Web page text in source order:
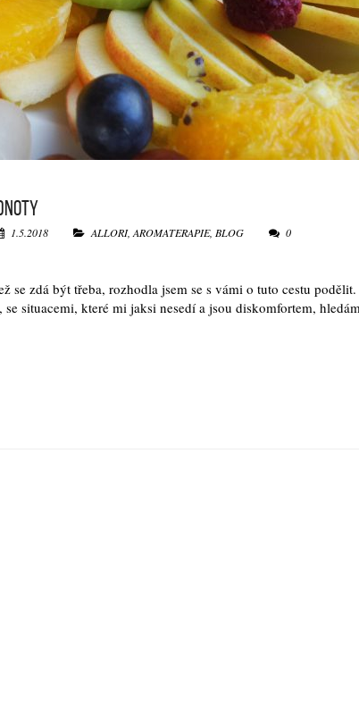
1.5.2018 ALLORI, AROMATERAPIE, BLOG 0
se zdá být třeba, rozhodla jsem se s vámi o tuto cestu
situacemi, které mi jaksi nesedí a jsou diskomfortem,